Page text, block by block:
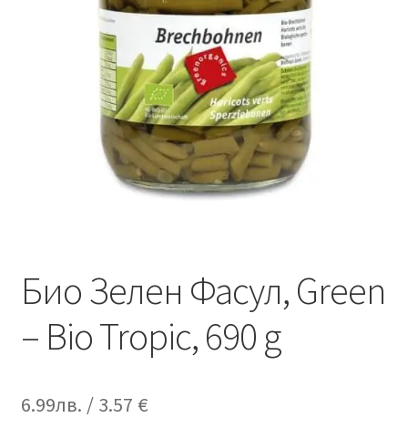
Био Зелен Фасул, Green
– Bio Tropic, 690 g
6.99лв. / 3.57 €